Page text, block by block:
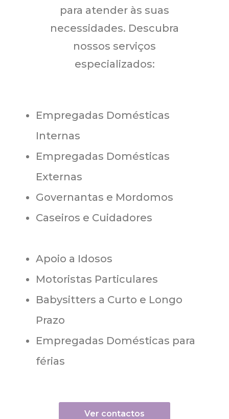
para atender às suas
necessidades. Descubra
nossos serviços
especializados:
Empregadas Domésticas
Internas
Empregadas Domésticas
Externas
Governantas e Mordomos
Caseiros e Cuidadores
Apoio a Idosos
Motoristas Particulares
Babysitters a Curto e Longo
Prazo
Empregadas Domésticas para
férias
Ver contactos